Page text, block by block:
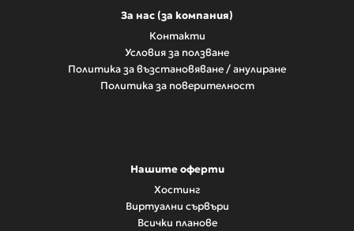
За нас (за компания)
Контакти
Условия за ползване
Политика за възстановяване / анулиране
Политика за поверителност
Нашите оферти
Хостинг
Виртуални сървъри
Всички планове